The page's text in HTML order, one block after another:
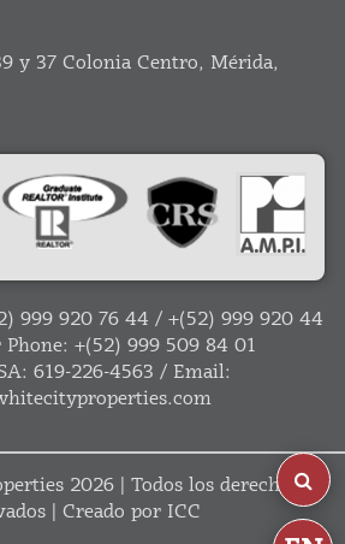
y 37 Colonia Centro, Mérida,
999 920 76 44 / +(52) 999 920 44
+(52) 999 509 84 01
619-226-4563 / Email:
2026 | Todos los derechos
| Creado por ICC